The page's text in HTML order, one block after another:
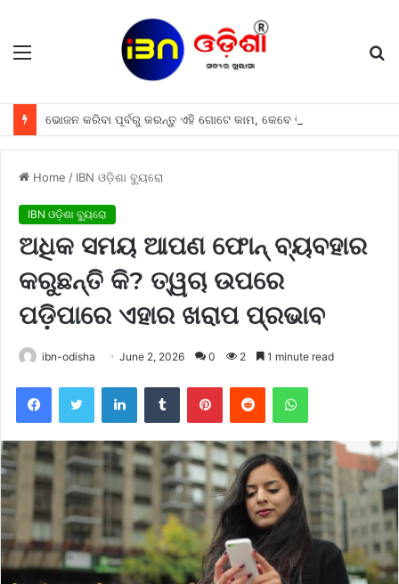
Menu
Home / IBN ଓଡ଼ିଶା ବ୍ୟୁରୋ
IBN ଓଡ଼ିଶା ବ୍ୟୁରୋ
ଅଧିକ ସମୟ ଆପଣ ଫୋନ୍ ବ୍ୟବହାର
କରୁଛନ୍ତି କି? ତ୍ୱଚା ଉପରେ
ପଡ଼ିପାରେ ଏହାର ଖରାପ ପ୍ରଭାବ
ibn-odisha June 2, 2026 0 2 1 minute read
FacebookTwitter LinkedInTumblr PinterestReddit WhatsApp